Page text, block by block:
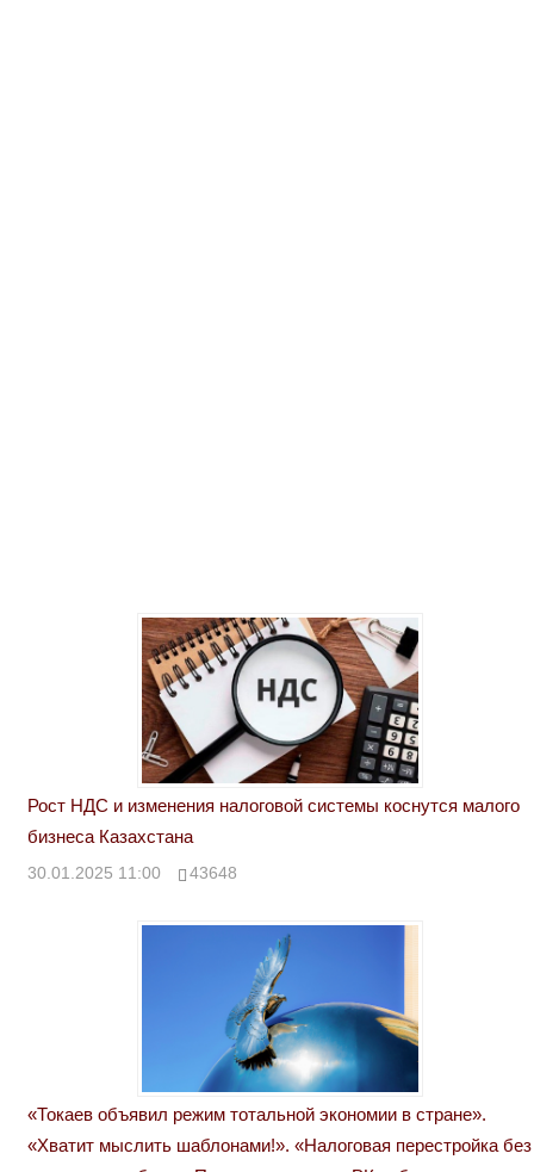
Рост НДС и изменения налоговой системы коснутся малого
бизнеса Казахстана
30.01.2025 11:00 43648
«Токаев объявил режим тотальной экономии в стране».
«Хватит мыслить шаблонами!». «Налоговая перестройка без